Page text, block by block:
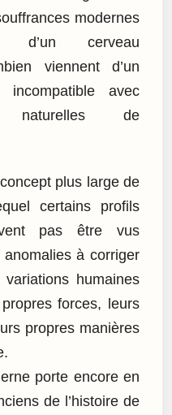
modernes
d’un cerveau
viennent d’un
incompatible avec
naturelles de
plus large de
certains profils
pas être vus
à corriger
humaines
forces, leurs
propres manières
porte encore en
de l’histoire de